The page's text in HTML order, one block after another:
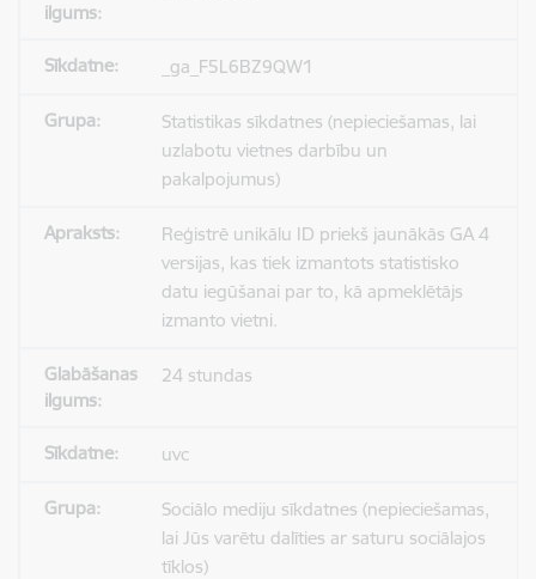
_ga_F5L6BZ9QW1
Statistikas sīkdatnes (nepieciešamas, lai
uzlabotu vietnes darbību un
pakalpojumus)
Reģistrē unikālu ID priekš jaunākās GA 4
versijas, kas tiek izmantots statistisko
datu iegūšanai par to, kā apmeklētājs
izmanto vietni.
24 stundas
uvc
Sociālo mediju sīkdatnes (nepieciešamas,
lai Jūs varētu dalīties ar saturu sociālajos
tīklos)